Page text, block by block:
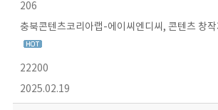
206
충북콘텐츠코리아랩-에이씨엔디씨, 콘텐츠 창
22200
2025.02.19